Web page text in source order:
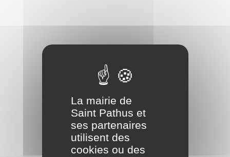
La mairie de
Saint Pathus et
ses partenaires
utilisent des
cookies ou des